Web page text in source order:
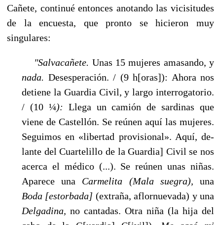
Cañete, continué entonces anotando las vicisitudes
de la encuesta, que pronto se hicieron muy
singulares:
"Salvacañete. Unas 15 mujeres amasando, y
nada. Desesperación. / (9 h[oras]): Ahora nos
detiene la Guardia Civil, y largo interrogatorio.
/ (10 ¼): Llega un camión de sardinas que
viene de Castellón. Se reúnen aquí las mujeres.
Seguimos en «libertad provisional». Aquí, de­
lante del Cuartelillo de la Guardia] Civil se nos
acerca el médico (...). Se reúnen unas niñas.
Aparece una Carmelita (Mala suegra),una
Boda [estorbada] (extraña, aflornuevada) y una
Delgadina, no cantadas. Otra niña (la hija del